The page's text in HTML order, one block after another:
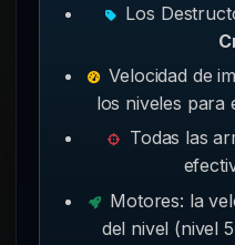
Los
Velocidad de
los niveles para
Todas las
Motores: la
del nivel (nivel